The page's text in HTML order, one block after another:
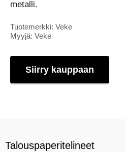
metalli.
Tuotemerkki: Veke
Myyjä: Veke
Siirry kauppaan
Talouspaperitelineet